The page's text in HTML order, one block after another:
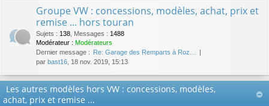
Groupe VW : concessions, modèles, achat, prix et
remise ... hors touran
Sujets : 138 Messages : 1488
Modérateur : Modérateurs
Dernier message : Re: Garage des Remparts à Roz…
par bast16 , 18 nov. 2019, 15:13
Les autres modèles hors VW : concessions, modèles,
achat, prix et remise ...